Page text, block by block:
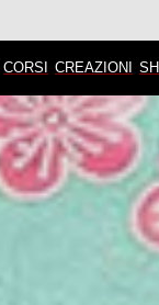
CORSI CREAZIONI